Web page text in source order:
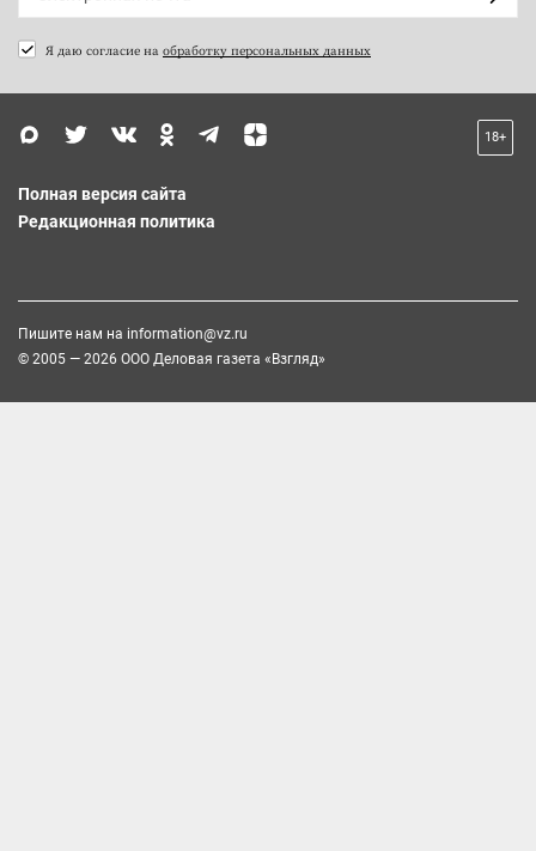
Я даю согласие на обработку персональных данных
18+
Полная версия сайта
Редакционная политика
Пишите нам на information@vz.ru
© 2005 — 2026 ООО Деловая газета «Взгляд»